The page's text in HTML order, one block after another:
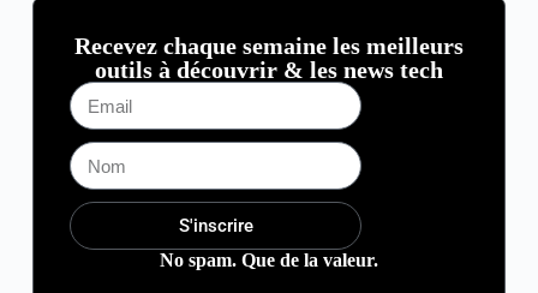
Recevez chaque semaine les meilleurs
outils à découvrir & les news tech
S'inscrire
No spam. Que de la valeur.